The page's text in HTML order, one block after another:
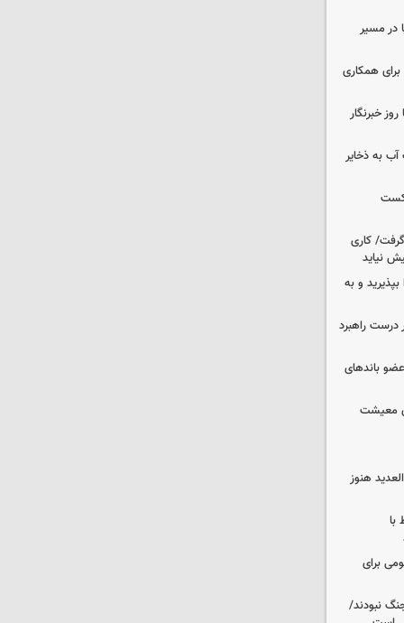
در مسیر
همکاری
خبرنگار
آب به ذخایر
گرفت/ کاری
نیاید
و به
درست راهبرد
اطلاعات: ۲۱ عامل موساد و ۴ عضو باندهای
معیشت
هنوز
با
برای
نبودند/